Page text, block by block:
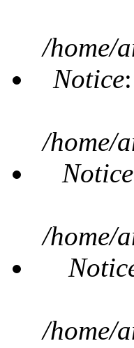
/home/
Notice
/home/
Notice
/home/
/home/